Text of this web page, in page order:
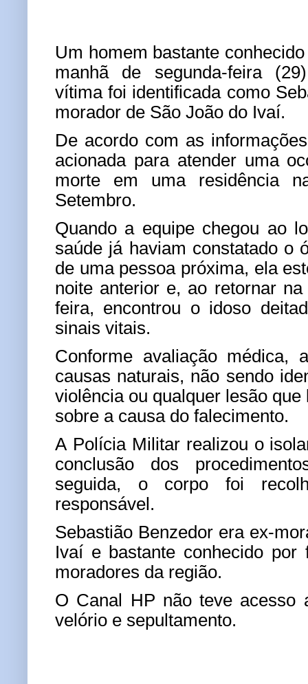
Um homem bastante
manhã de segunda-feira
vítima foi identificada como
morador de São João do Ivaí.
De acordo com as
acionada para atender uma
morte em uma residência
Setembro.
Quando a equipe chegou ao
saúde já haviam constatado o
de uma pessoa próxima, ela
noite anterior e, ao retornar
feira, encontrou o idoso
sinais vitais.
Conforme avaliação médica,
causas naturais, não sendo
violência ou qualquer lesão
sobre a causa do falecimento.
A Polícia Militar realizou o
conclusão dos
seguida, o corpo foi
responsável.
Sebastião Benzedor era ex-
Ivaí e bastante conhecido por
moradores da região.
O Canal HP não teve acesso
velório e sepultamento.